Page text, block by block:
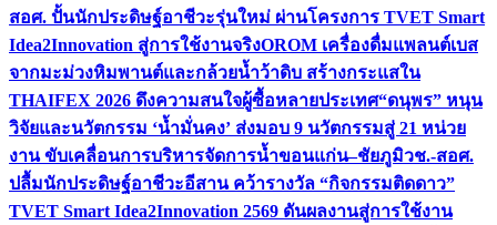
สอศ. ปั้นนักประดิษฐ์อาชีวะรุ่นใหม่ ผ่านโครงการ TVET Smart
Idea2Innovation สู่การใช้งานจริงOROM เครื่องดื่มแพลนต์เบส
จากมะม่วงหิมพานต์และกล้วยน้ำว้าดิบ สร้างกระแสใน
THAIFEX 2026 ดึงความสนใจผู้ซื้อหลายประเทศ“ดนุพร” หนุน
วิจัยและนวัตกรรม ‘น้ำมั่นคง’ ส่งมอบ 9 นวัตกรรมสู่ 21 หน่วย
งาน ขับเคลื่อนการบริหารจัดการน้ำขอนแก่น–ชัยภูมิวช.-สอศ.
ปลื้มนักประดิษฐ์อาชีวะอีสาน คว้ารางวัล “กิจกรรมติดดาว”
TVET Smart Idea2Innovation 2569 ดันผลงานสู่การใช้งาน